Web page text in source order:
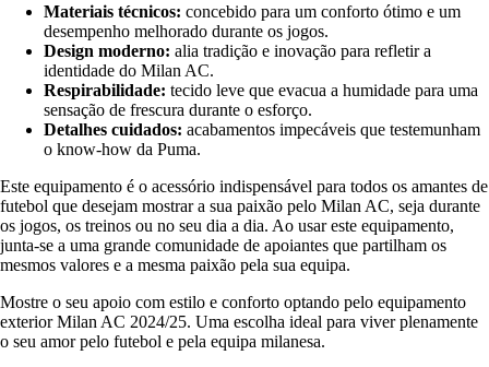
Materiais técnicos: concebido para um conforto ótimo e um
desempenho melhorado durante os jogos.
Design moderno: alia tradição e inovação para refletir a
identidade do Milan AC.
Respirabilidade: tecido leve que evacua a humidade para uma
sensação de frescura durante o esforço.
Detalhes cuidados: acabamentos impecáveis que testemunham
o know-how da Puma.
Este equipamento é o acessório indispensável para todos os amantes de
futebol que desejam mostrar a sua paixão pelo Milan AC, seja durante
os jogos, os treinos ou no seu dia a dia. Ao usar este equipamento,
junta-se a uma grande comunidade de apoiantes que partilham os
mesmos valores e a mesma paixão pela sua equipa.
Mostre o seu apoio com estilo e conforto optando pelo equipamento
exterior Milan AC 2024/25. Uma escolha ideal para viver plenamente
o seu amor pelo futebol e pela equipa milanesa.